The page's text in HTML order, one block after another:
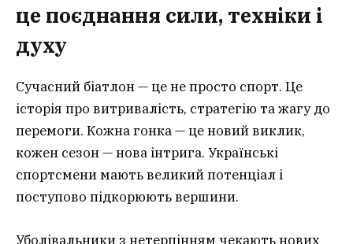
це поєднання сили, техніки і
духу
Сучасний біатлон — це не просто спорт. Це
історія про витривалість, стратегію та жагу до
перемоги. Кожна гонка — це новий виклик,
кожен сезон — нова інтрига. Українські
спортсмени мають великий потенціал і
поступово підкорюють вершини.
Уболівальники з нетерпінням чекають нових